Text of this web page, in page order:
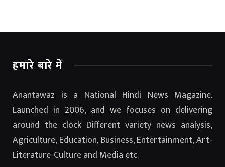
हमारे बारे में
Anantawaz is a National Hindi News Magazine.
Launched in 2006, and we focuses on delivering
around the clock Different variety news analysis,
Agriculture, Education, Business, Entertainment, Art-
Literature-Culture and Media etc.